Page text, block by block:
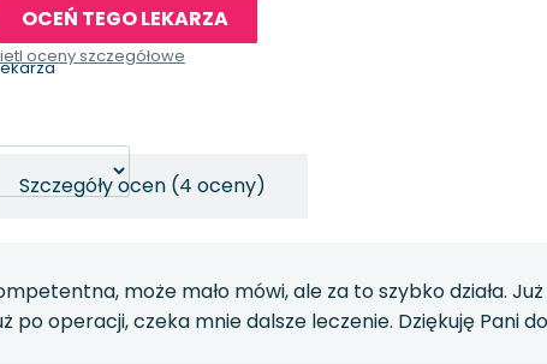
OCEŃ TEGO LEKARZA
oceny szczegółowe
Szczegóły ocen (4 oceny)
może mało mówi, ale za to szybko działa.
po operacji, czeka mnie dalsze leczenie. Dziękuję Pani